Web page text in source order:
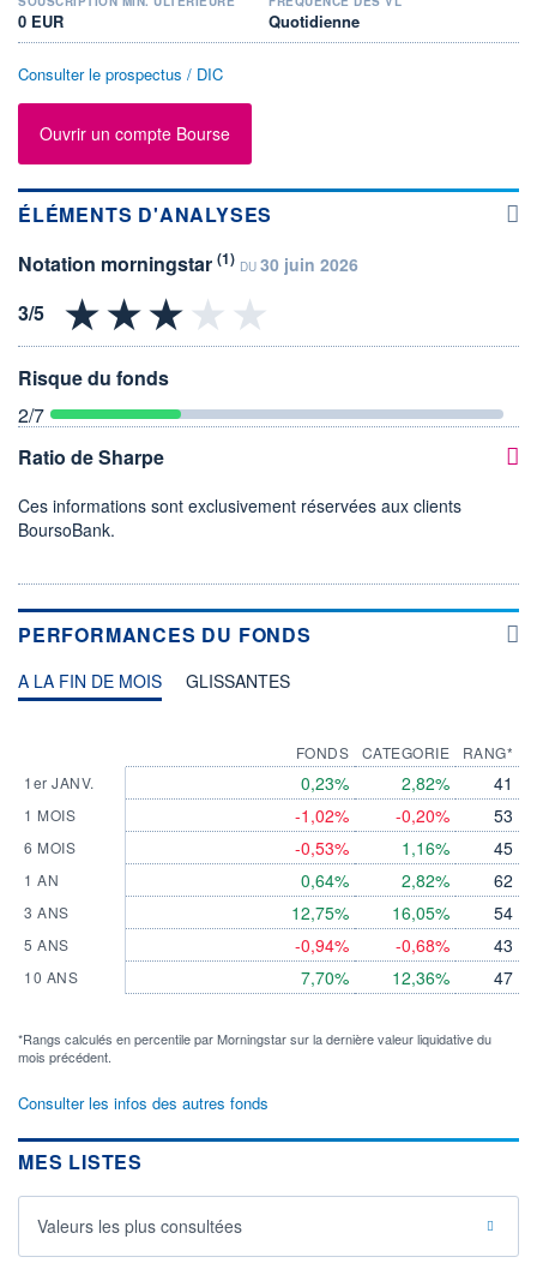
0 EUR Quotidienne
Consulter le prospectus / DIC
Ouvrir un compte Bourse
ÉLÉMENTS D'ANALYSES
Notation morningstar (1) DU 30 juin 2026
Risque du fonds
2/7
Ratio de Sharpe
Ces informations sont exclusivement réservées aux clients
BoursoBank.
PERFORMANCES DU FONDS
A LA FIN DE MOIS GLISSANTES
1er JANV.
1 MOIS
6 MOIS
1 AN
3 ANS
5 ANS
10 ANS
FONDS
0,23%
-1,02%
-0,53%
0,64%
12,75%
-0,94%
7,70%
CATEGORIE
2,82%
-0,20%
1,16%
2,82%
16,05%
-0,68%
12,36%
RANG*
41
53
45
62
54
43
47
*Rangs calculés en percentile par Morningstar sur la dernière valeur liquidative du
mois précédent.
Consulter les infos des autres fonds
MES LISTES
Valeurs les plus consultées